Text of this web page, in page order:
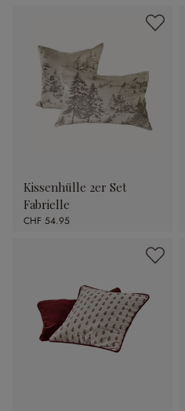
Kissenhülle 2er Set
Fabrielle
CHF 54.95